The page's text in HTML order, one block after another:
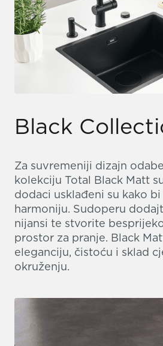
Black
Za suvremeniji dizajn
kolekciju Total Black Matt
dodaci usklađeni su kako
harmoniju. Sudoperu
nijansi te stvorite
prostor za pranje. Black
eleganciju, čistoću i sklad
okruženju.